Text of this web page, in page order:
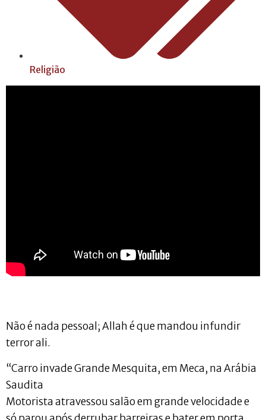
Religião
Não é nada pessoal; Allah é que mandou infundir
terror ali.
“Carro invade Grande Mesquita, em Meca, na Arábia
Saudita
Motorista atravessou salão em grande velocidade e